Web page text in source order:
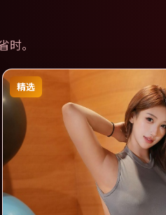
时。
精选